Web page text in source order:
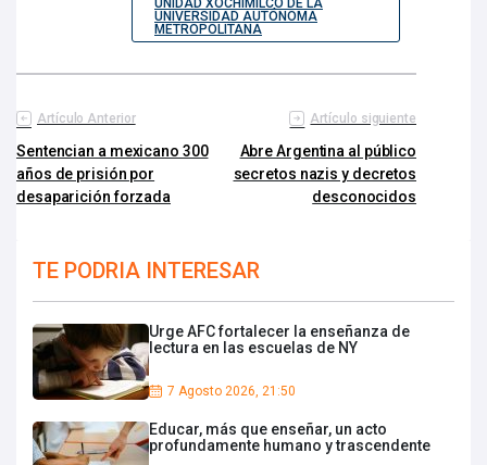
UNIDAD XOCHIMILCO DE LA
UNIVERSIDAD AUTÓNOMA
METROPOLITANA
Artículo Anterior
Sentencian a mexicano 300
años de prisión por
desaparición forzada
Artículo siguiente
Abre Argentina al público
secretos nazis y decretos
desconocidos
TE PODRIA INTERESAR
Urge AFC fortalecer la enseñanza de
lectura en las escuelas de NY
7 Agosto 2026, 21:50
Educar, más que enseñar, un acto
profundamente humano y trascendente